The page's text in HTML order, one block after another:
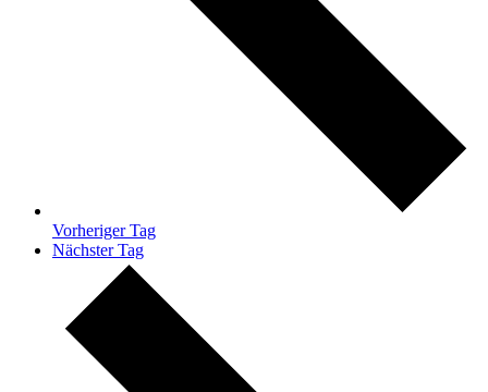
Vorheriger Tag
Nächster Tag